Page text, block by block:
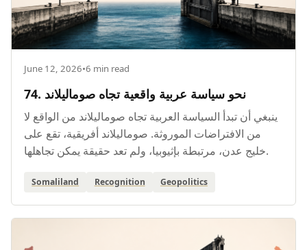
June 12, 2026•6 min read
74. نحو سياسة عربية واقعية تجاه صوماليلاند
ينبغي أن تبدأ السياسة العربية تجاه صوماليلاند من الواقع لا
من الافتراضات الموروثة. صوماليلاند أفريقية، تقع على
خليج عدن، مرتبطة بإثيوبيا، ولم تعد حقيقة يمكن تجاهلها.
Somaliland Recognition Geopolitics